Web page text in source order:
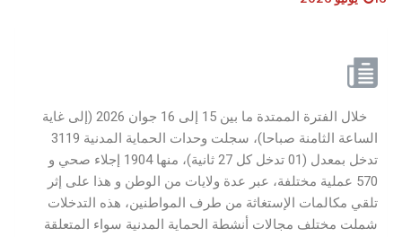
خلال الفترة الممتدة ما بين 15 إلى 16 جوان 2026 (إلى غاية
الساعة الثامنة صباحا)، سجلت وحدات الحماية المدنية 3119
تدخل بمعدل (01 تدخل كل 27 ثانية)، منها 1904 إجلاء صحي و
570 عملية مختلفة، عبر عدة ولايات من الوطن و هذا على إثر
تلقي مكالمات الإستغاثة من طرف المواطنين، هذه التدخلات
شملت مختلف مجالات أنشطة الحماية المدنية سواء المتعلقة